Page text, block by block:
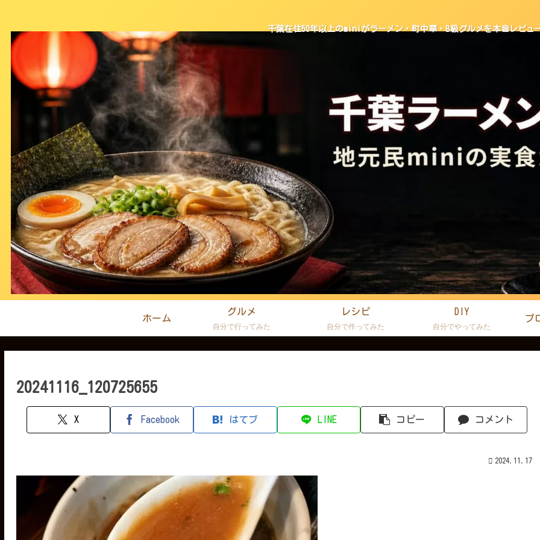
千葉在住50年以上のminiがラーメン・町中華・B級グルメを本音レビュ
ホーム
グルメ
自分で行ってみた
レシピ
自分で作ってみた
DIY
自分でやってみた
プ
20241116_120725655
X Facebook はてブ LINE コピー コメント
2024.11.17